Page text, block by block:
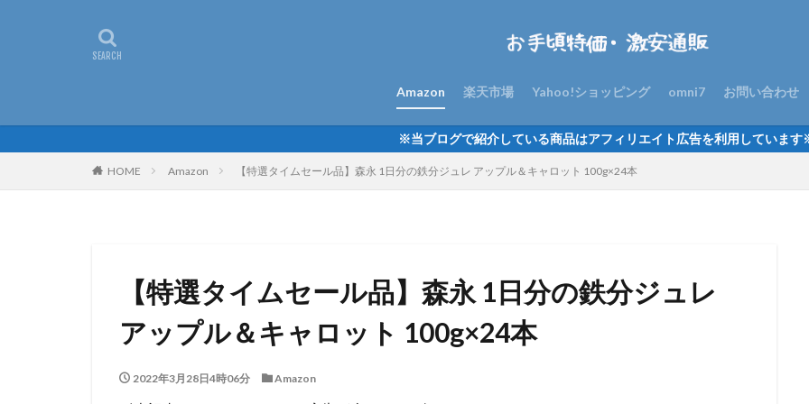
Amazon 楽天市場 Yahoo!ショッピング omni7 お問い合わせ
※当ブログで紹介している商品はアフィリエイト広告を利用していま
HOME Amazon 【特選タイムセール品】森永 1日分の鉄分ジュレ アップル＆キャロット 100g×24本
【特選タイムセール品】森永 1日分の鉄分ジュレ
アップル＆キャロット 100g×24本
2022年3月28日4時06分 Amazon